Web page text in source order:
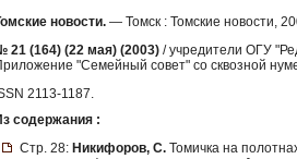
новости. — Томск : Томские новости,
21 (164) (22 мая) (2003) / учредители ОГУ
"Семейный совет" со сквозной
2113-1187.
содержания :
Стр. 28: Никифоров, С. Томичка на